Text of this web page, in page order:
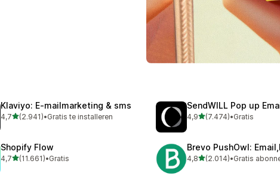
Klaviyo: E‑mailmarketing & sms
4,7van 5 sterren
(2.941)
2941 recensies in totaal
•Gratis te installeren
SendWILL Pop up
4,9van 5 sterren
(7.474)
7474 recensies in totaal
•Gratis
Shopify Flow
4,7van 5 sterren
(11.661)
11661 recensies in totaal
•Gratis
Brevo PushOwl:
4,8van 5 sterren
(2.014)
2014 recensies in totaal
•